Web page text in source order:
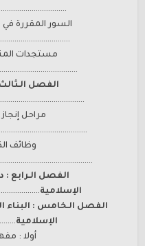
السور المقررة في
مستجدات
الفصل
100
مراحل
وظائف
الفصل الـرابع :
الإسلامية102
الفصل الـخامس : البناء
الإسلامية
أولا :